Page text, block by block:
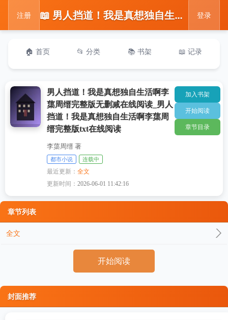
注册 📖 男人挡道！我是真想独自生活啊李蕖周缙完整版无删减在线阅读_男人挡道！我是真想独自生活啊李蕖周缙完整版txt在线阅读 登录
🏠 首页 📂 分类 📚 书架 📖 记录
男人挡道！我是真想独自生活啊李
蕖周缙完整版无删减在线阅读_男人
挡道！我是真想独自生活啊李蕖周
缙完整版txt在线阅读
李蕖周缙 著
都市小说 连载中
最近更新：全文
更新时间：2026-06-01 11:42:16
加入书架
开始阅读
章节目录
章节列表
全文
开始阅读
封面推荐